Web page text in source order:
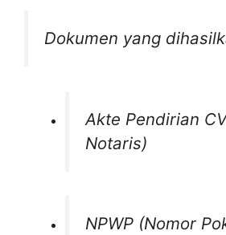
Dokumen yang
Akte Pendirian
Notaris)
NPWP (Nomor